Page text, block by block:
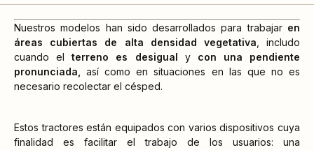
Nuestros modelos han sido desarrollados para trabajar en
áreas cubiertas de alta densidad vegetativa , includo
cuando elterreno es desigual y con una pendiente
pronunciada,
así como en situaciones en las que no es
necesario recolectar el césped.
Estos tractores están equipados con varios dispositivos cuya
finalidad es facilitar el trabajo de los usuarios: una